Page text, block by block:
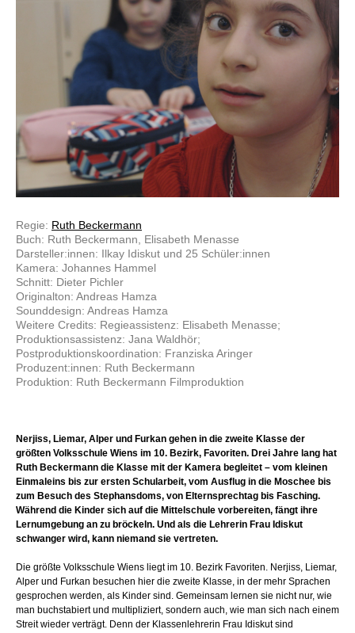
Regie: Ruth Beckermann
Buch: Ruth Beckermann, Elisabeth Menasse
Darsteller:innen: Ilkay Idiskut und 25 Schüler:innen
Kamera: Johannes Hammel
Schnitt: Dieter Pichler
Originalton: Andreas Hamza
Sounddesign: Andreas Hamza
Weitere Credits: Regieassistenz: Elisabeth Menasse;
Produktionsassistenz: Jana Waldhör;
Postproduktionskoordination: Franziska Aringer
Produzent:innen: Ruth Beckermann
Produktion: Ruth Beckermann Filmproduktion
Nerjiss, Liemar, Alper und Furkan gehen in die zweite Klasse der
größten Volksschule Wiens im 10. Bezirk, Favoriten. Drei Jahre lang hat
Ruth Beckermann die Klasse mit der Kamera begleitet – vom kleinen
Einmaleins bis zur ersten Schularbeit, vom Ausflug in die Moschee bis
zum Besuch des Stephansdoms, von Elternsprechtag bis Fasching.
Während die Kinder sich auf die Mittelschule vorbereiten, fängt ihre
Lernumgebung an zu bröckeln. Und als die Lehrerin Frau Idiskut
schwanger wird, kann niemand sie vertreten.
Die größte Volksschule Wiens liegt im 10. Bezirk Favoriten. Nerjiss, Liemar,
Alper und Furkan besuchen hier die zweite Klasse, in der mehr Sprachen
gesprochen werden, als Kinder sind. Gemeinsam lernen sie nicht nur, wie
man buchstabiert und multipliziert, sondern auch, wie man sich nach einem
Streit wieder verträgt. Denn der Klassenlehrerin Frau Idiskut sind